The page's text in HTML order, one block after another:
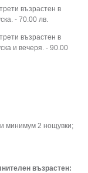
възрастен в
- 70.00 лв.
възрастен в
и вечеря. - 90.00
минимум 2 нощувки;
възрастен: